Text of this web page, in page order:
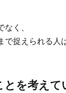
なく、
で捉えられる人
とを考えて